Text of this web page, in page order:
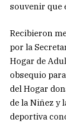
souvenir que
Recibieron
por la
Hogar de
obsequio
del Hogar
de la Niñez y
deportiva